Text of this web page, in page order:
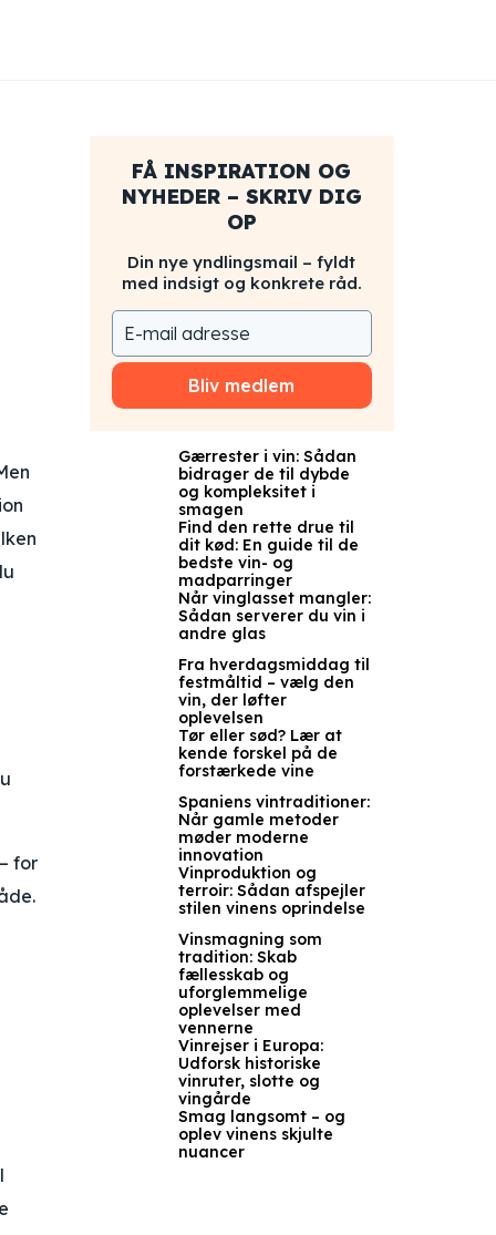
for
FÅ INSPIRATION OG
NYHEDER – SKRIV DIG
OP
Din nye yndlingsmail – fyldt
med indsigt og konkrete råd.
Bliv medlem
Gærrester i vin: Sådan
bidrager de til dybde
og kompleksitet i
smagen
Find den rette drue til
dit kød: En guide til de
bedste vin- og
madparringer
Når vinglasset mangler:
Sådan serverer du vin i
andre glas
Fra hverdagsmiddag til
festmåltid – vælg den
vin, der løfter
oplevelsen
Tør eller sød? Lær at
kende forskel på de
forstærkede vine
Spaniens vintraditioner:
Når gamle metoder
møder moderne
innovation
Vinproduktion og
terroir: Sådan afspejler
stilen vinens oprindelse
Vinsmagning som
tradition: Skab
fællesskab og
uforglemmelige
oplevelser med
vennerne
Vinrejser i Europa:
Udforsk historiske
vinruter, slotte og
vingårde
Smag langsomt – og
oplev vinens skjulte
nuancer